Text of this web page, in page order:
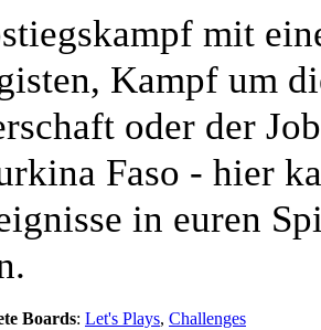
mit
Kampf um
oder der
Faso - hier
in euren
Boards: Let's Plays, Challenges